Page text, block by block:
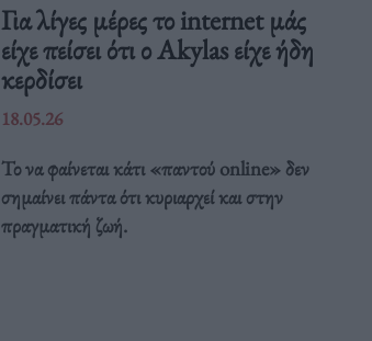
Για λίγες μέρες το internet μάς
είχε πείσει ότι ο Akylas είχε ήδη
κερδίσει
18.05.26
Το να φαίνεται κάτι «παντού online» δεν
σημαίνει πάντα ότι κυριαρχεί και στην
πραγματική ζωή.